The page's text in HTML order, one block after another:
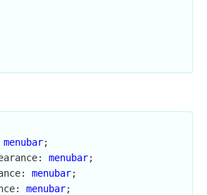
menubar;
menubar;
menubar;
menubar;